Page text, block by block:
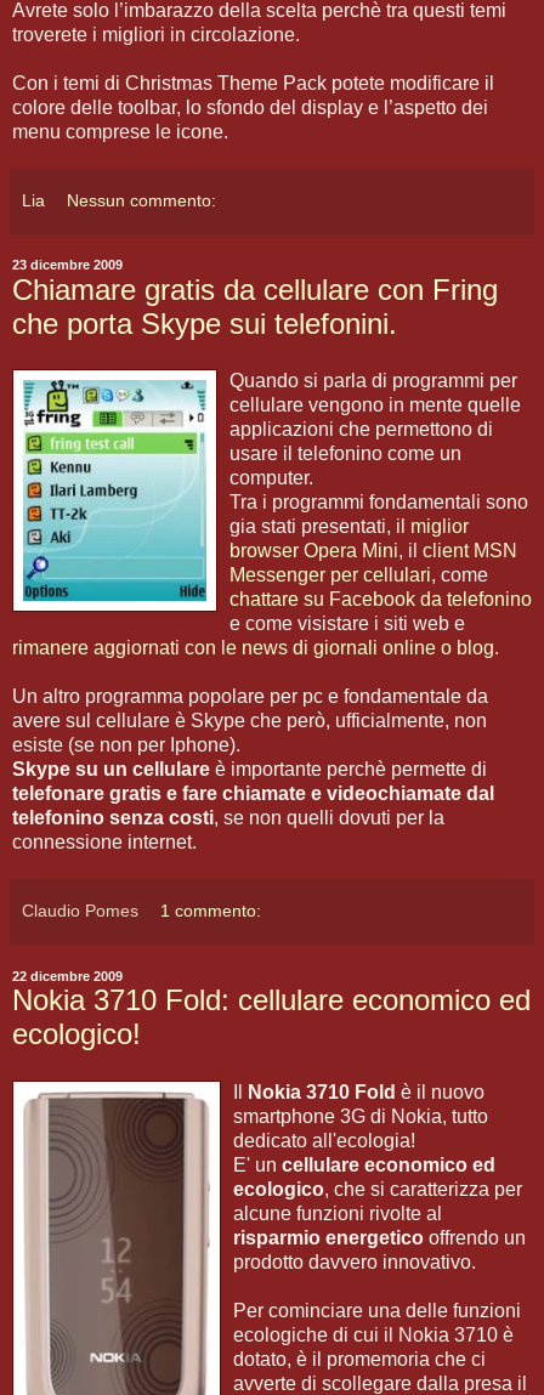
Avrete solo l’imbarazzo della scelta perchè tra questi temi
troverete i migliori in circolazione.
Con i temi di Christmas Theme Pack potete modificare il
colore delle toolbar, lo sfondo del display e l’aspetto dei
menu comprese le icone.
Lia Nessun commento:
23 dicembre 2009
Chiamare gratis da cellulare con Fring
che porta Skype sui telefonini.
Quando si parla di programmi per
cellulare vengono in mente quelle
applicazioni che permettono di
usare il telefonino come un
computer.
Tra i programmi fondamentali sono
gia stati presentati, il miglior
browser Opera Mini, il client MSN
Messenger per cellulari, come
chattare su Facebook da telefonino
e come visistare i siti web e
rimanere aggiornati con le news di giornali online o blog.
Un altro programma popolare per pc e fondamentale da
avere sul cellulare è Skype che però, ufficialmente, non
esiste (se non per Iphone).
Skype su un cellulare è importante perchè permette di
telefonare gratis e fare chiamate e videochiamate dal
telefonino senza costi, se non quelli dovuti per la
connessione internet.
Claudio Pomes 1 commento:
22 dicembre 2009
Nokia 3710 Fold: cellulare economico ed
ecologico!
Nokia 3710 Fold è il nuovo
smartphone 3G di Nokia, tutto
dedicato all'ecologia!
E' un cellulare economico ed
ecologico, che si caratterizza per
alcune funzioni rivolte al
risparmio energetico offrendo un
prodotto davvero innovativo.
Per cominciare una delle funzioni
ecologiche di cui il Nokia 3710 è
dotato, è il promemoria che ci
avverte di scollegare dalla presa il